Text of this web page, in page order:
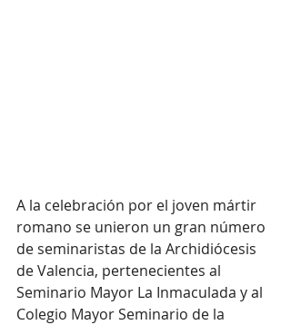
A la celebración por el joven mártir
romano se unieron un gran número
de seminaristas de la Archidiócesis
de Valencia, pertenecientes al
Seminario Mayor La Inmaculada y al
Colegio Mayor Seminario de la